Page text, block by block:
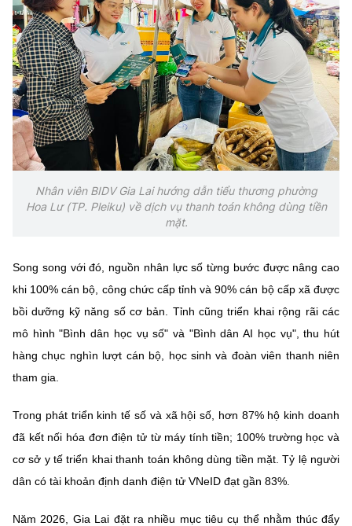
BỘ KHOA HỌC VÀ CÔNG NGHỆ
MINISTRY OF SCIENCE AND TECHNOLOGY
Điều khoản sử dụng Theo dõi MST: Góp ý
Cơ quan chủ quản: Bộ Khoa học và Công nghệ (MST)
Chịu trách nhiệm nội dung: Nguyễn Thị Hải Hằng
Giám đốc Trung tâm Truyền thông Khoa học và Công nghệ.
Liên hệ
Điện thoại: 024 3936 9506
Email: stc@mst.gov.vn
©2026 Bản quyền thuộc Bộ Khoa Học và Công Nghệ
website này)
Nhân viên BIDV Gia Lai hướng dẫn tiểu thương phường
Hoa Lư (TP. Pleiku) về dịch vụ thanh toán không dùng tiền
mặt.
Song song với đó, nguồn nhân lực số từng bước được nâng cao
khi 100% cán bộ, công chức cấp tỉnh và 90% cán bộ cấp xã được
bồi dưỡng kỹ năng số cơ bản. Tỉnh cũng triển khai rộng rãi các
mô hình "Bình dân học vụ số" và "Bình dân AI học vụ", thu hút
hàng chục nghìn lượt cán bộ, học sinh và đoàn viên thanh niên
tham gia.
Trong phát triển kinh tế số và xã hội số, hơn 87% hộ kinh doanh
đã kết nối hóa đơn điện tử từ máy tính tiền; 100% trường học và
cơ sở y tế triển khai thanh toán không dùng tiền mặt. Tỷ lệ người
dân có tài khoản định danh điện tử VNeID đạt gần 83%.
Năm 2026, Gia Lai đặt ra nhiều mục tiêu cụ thể nhằm thúc đẩy